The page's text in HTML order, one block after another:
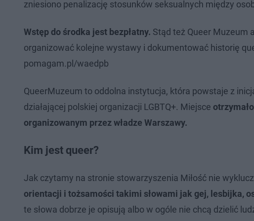
zniesiono penalizację stosunków seksualnych między
Wstęp do środka jest bezpłatny. Stąd też Queer Muzeum
organizować kolejne wystawy i dokumentować historię
pomagam.pl/waedpb
QueerMuzeum to oddolna instytucja, która powstaje z
działającej polskiej organizacji LGBTQ+. Miejsce
organizowanym przez władze Warszawy.
Kim jest queer?
Jak czytamy na stronie stowarzyszenia Miłość nie
orientacji i tożsamości takimi słowami jak gej, lesbijka,
te słowa dobrze je opisują albo w ogóle nie chcą dzielić